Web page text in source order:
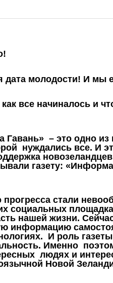
молодости! И мы
все начиналось и
– это одно из
нуждались все. И
газету:
прогресса стали
социальных
нашей жизни.
информацию
И роль
Именно
людях и
Новой